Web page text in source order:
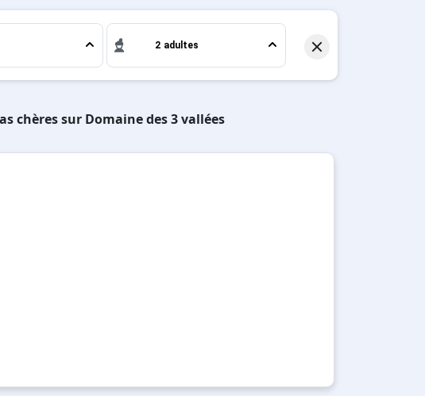
créer des souvenirs uniques de vos vacances
2 adultes
chères sur Domaine des 3 vallées